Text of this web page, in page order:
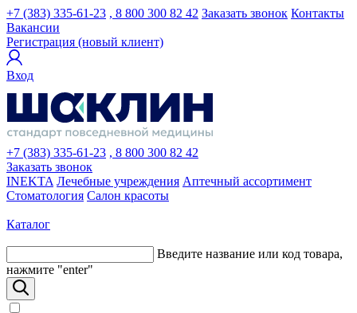
+7 (383) 335-61-23 , 8 800 300 82 42 Заказать звонок Контакты
Вакансии
Регистрация (новый клиент)
Вход
+7 (383) 335-61-23 , 8 800 300 82 42
Заказать звонок
INEKTA Лечебные учреждения Аптечный ассортимент
Стоматология Салон красоты
Каталог
Введите название или код товара,
нажмите "enter"